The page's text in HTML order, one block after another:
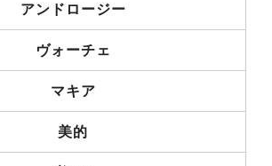
アンドロージー
ヴォーチェ
マキア
美的